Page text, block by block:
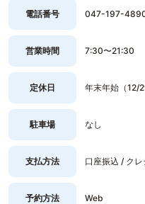
電話番号 047-197-
営業時間 7:30〜21:30
定休日 年末年始（12/
駐車場 なし
支払方法 口座振込 / ク
予約方法 Web